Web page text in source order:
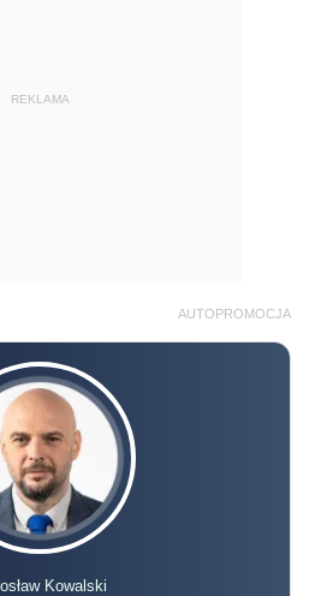
REKLAMA
AUTOPROMOCJA
Kowalski